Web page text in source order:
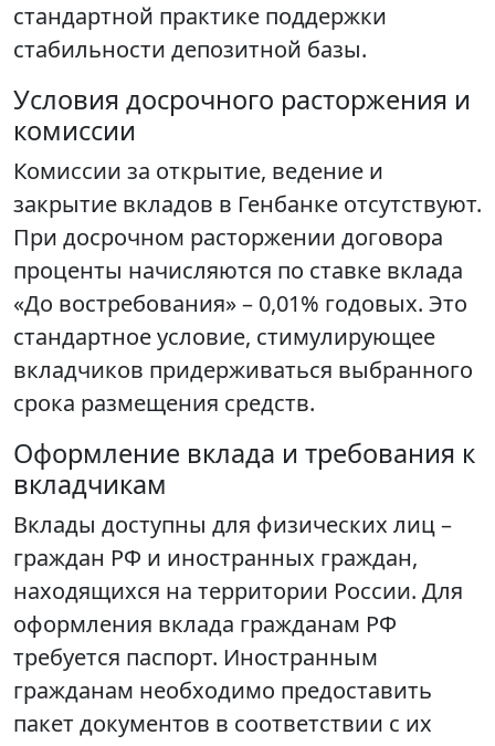
стандартной практике поддержки
стабильности депозитной базы.
Условия досрочного расторжения и
комиссии
Комиссии за открытие, ведение и
закрытие вкладов в Генбанке отсутствуют.
При досрочном расторжении договора
проценты начисляются по ставке вклада
«До востребования» – 0,01% годовых. Это
стандартное условие, стимулирующее
вкладчиков придерживаться выбранного
срока размещения средств.
Оформление вклада и требования к
вкладчикам
Вклады доступны для физических лиц –
граждан РФ и иностранных граждан,
находящихся на территории России. Для
оформления вклада гражданам РФ
требуется паспорт. Иностранным
гражданам необходимо предоставить
пакет документов в соответствии с их